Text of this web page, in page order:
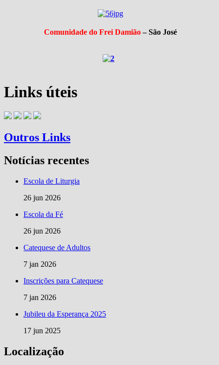
Comunidade do Frei Damião– São José
Links úteis
Outros Links
Notícias recentes
Escola de Liturgia
26 jun 2026
Escola da Fé
26 jun 2026
Catequese de Adultos
7 jan 2026
Inscrições para Catequese
7 jan 2026
Jubileu da Esperança 2025
17 jun 2025
Localização